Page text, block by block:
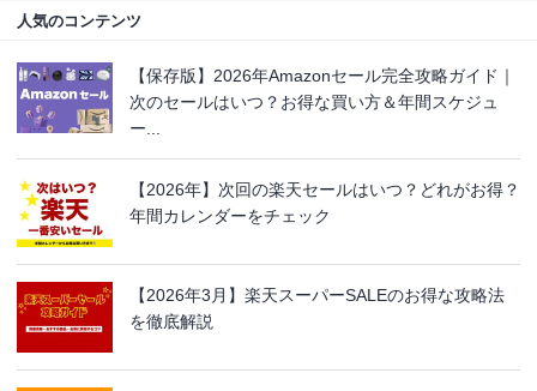
人気のコンテンツ
【保存版】2026年Amazonセール完全攻略ガイド｜
次のセールはいつ？お得な買い方＆年間スケジュ
ー...
【2026年】次回の楽天セールはいつ？どれがお得？
年間カレンダーをチェック
【2026年3月】楽天スーパーSALEのお得な攻略法
を徹底解説